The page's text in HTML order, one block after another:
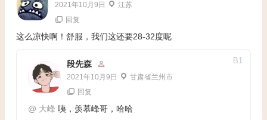
2021年10月9日 江苏
回复
这么凉快啊！舒服，我们这还要28-32度呢
段先森
2021年10月9日 甘肃省兰州市
B1
回复
@ 大峰 咦，羡慕峰哥，哈哈